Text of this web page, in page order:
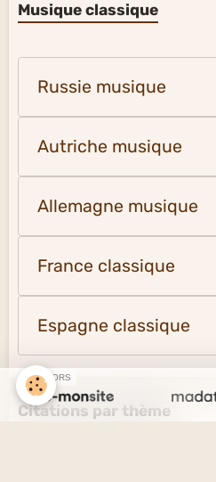
Musique classique
Russie musique
Autriche musique
Allemagne musique
France classique
Espagne classique
Citations par thème
SPONSORS